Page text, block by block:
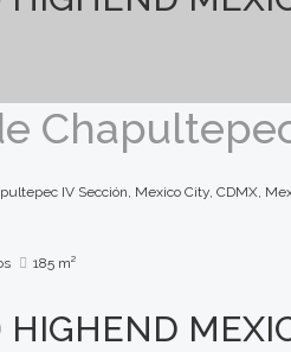
IV Sección, Mexico City, CDMX,
185 m²
HIGHEND